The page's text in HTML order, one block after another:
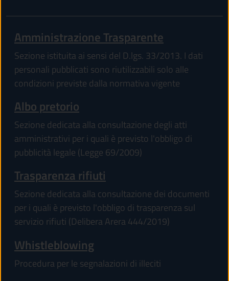
Amministrazione Trasparente
Sezione istituita ai sensi del D.lgs. 33/2013. I dati
personali pubblicati sono riutilizzabili solo alle
condizioni previste dalla normativa vigente
Albo pretorio
Sezione dedicata alla consultazione degli atti
amministrativi per i quali è previsto l'obbligo di
pubblicità legale (Legge 69/2009)
Trasparenza rifiuti
Sezione dedicata alla consultazione dei documenti
per i quali è previsto l'obbligo di trasparenza sul
servizio rifiuti (Delibera Arera 444/2019)
Whistleblowing
Procedura per le segnalazioni di illeciti